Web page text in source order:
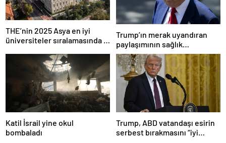
THE’nin 2025 Asya en iyi
üniversiteler sıralamasında 4
Trump’ın merak uyandıran
paylaşımının sağlık
sistemiyle ilgili kararname
olduğu anlaşıldı
Katil İsrail yine okul
bombaladı
Trump, ABD vatandaşı esirin
serbest bırakmasını “iyi